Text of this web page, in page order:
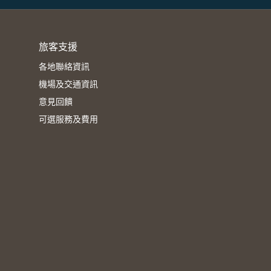
旅客支援
各地聯絡資訊
機場及交通資訊
意見回饋
可選服務及費用